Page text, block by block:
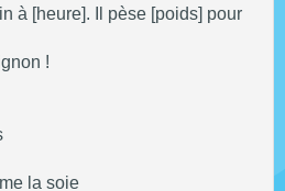
à [heure]. Il pèse [poids] pour
!
la soie